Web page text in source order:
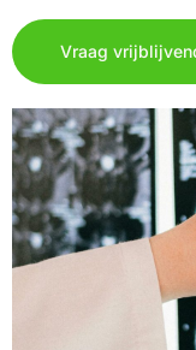
Vraag